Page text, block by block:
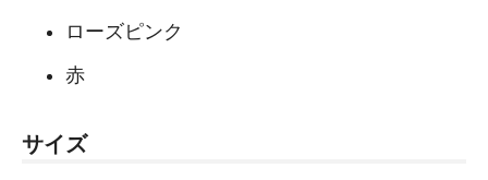
ローズピンク
赤
サイズ